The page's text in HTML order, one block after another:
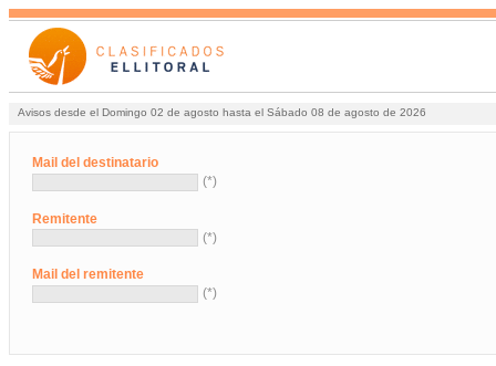
Avisos desde el Domingo 02 de agosto hasta el Sábado 08 de agosto de 2026
Mail del destinatario
(*)
Remitente
(*)
Mail del remitente
(*)